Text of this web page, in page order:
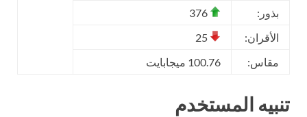
بذور:
الأقران:
مقاس:
100.76 ميجابايت
تنبيه المستخدم